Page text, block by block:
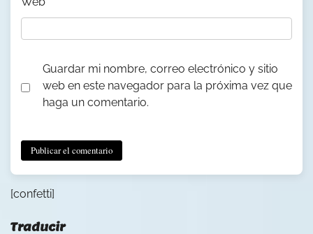
Guardar mi nombre, correo electrónico y sitio
web en este navegador para la próxima vez que
haga un comentario.
[confetti]
Traducir